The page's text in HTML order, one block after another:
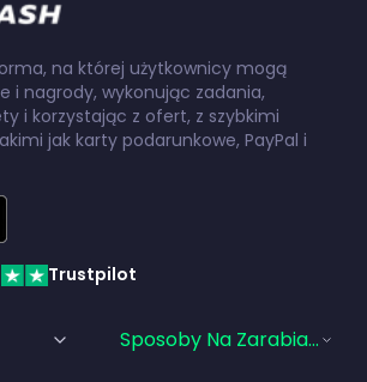
na której użytkownicy mogą
i nagrody, wykonując zadania,
i korzystając z ofert, z szybkimi
jak karty podarunkowe, PayPal i
Trustpilot
Sposoby Na Zarabianie